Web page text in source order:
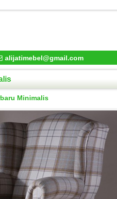
alijatimebel@gmail.com
Minimalis